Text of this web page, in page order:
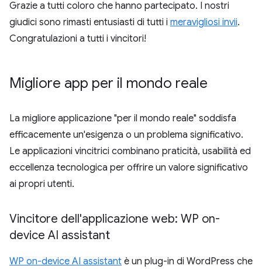
Grazie a tutti coloro che hanno partecipato. I nostri
giudici sono rimasti entusiasti di tutti i meravigliosi invii.
Congratulazioni a tutti i vincitori!
Migliore app per il mondo reale
La migliore applicazione "per il mondo reale" soddisfa
efficacemente un'esigenza o un problema significativo.
Le applicazioni vincitrici combinano praticità, usabilità ed
eccellenza tecnologica per offrire un valore significativo
ai propri utenti.
Vincitore dell'applicazione web: WP on-
device AI assistant
WP on-device AI assistant è un plug-in di WordPress che